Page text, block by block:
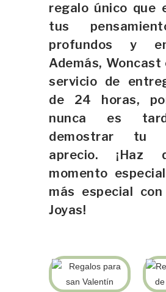
regalo único que
tus
profundos y
Además, Woncast
servicio de
de 24 horas,
nunca es
demostrar tu
aprecio. ¡Haz
momento
más especial
Joyas!